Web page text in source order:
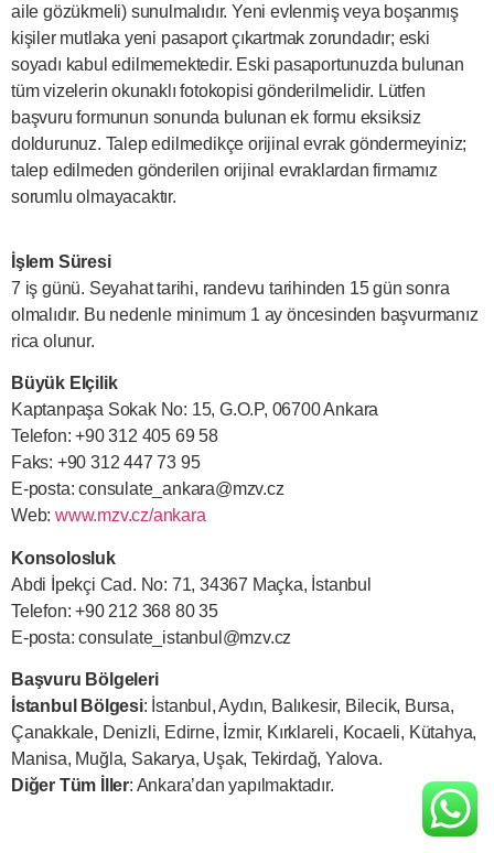
aile gözükmeli) sunulmalıdır. Yeni evlenmiş veya boşanmış
kişiler mutlaka yeni pasaport çıkartmak zorundadır; eski
soyadı kabul edilmemektedir. Eski pasaportunuzda bulunan
tüm vizelerin okunaklı fotokopisi gönderilmelidir. Lütfen
başvuru formunun sonunda bulunan ek formu eksiksiz
doldurunuz. Talep edilmedikçe orijinal evrak göndermeyiniz;
talep edilmeden gönderilen orijinal evraklardan firmamız
sorumlu olmayacaktır.
İşlem Süresi
7 iş günü. Seyahat tarihi, randevu tarihinden 15 gün sonra
olmalıdır. Bu nedenle minimum 1 ay öncesinden başvurmanız
rica olunur.
Büyük Elçilik
Kaptanpaşa Sokak No: 15, G.O.P, 06700 Ankara
Telefon: +90 312 405 69 58
Faks: +90 312 447 73 95
E-posta:consulate_ankara@mzv.cz
Web: www.mzv.cz/ankara
Konsolosluk
Abdi İpekçi Cad. No: 71, 34367 Maçka, İstanbul
Telefon: +90 212 368 80 35
E-posta:consulate_istanbul@mzv.cz
Başvuru Bölgeleri
İstanbul Bölgesi: İstanbul, Aydın, Balıkesir, Bilecik, Bursa,
Çanakkale, Denizli, Edirne, İzmir, Kırklareli, Kocaeli, Kütahya,
Manisa, Muğla, Sakarya, Uşak, Tekirdağ, Yalova.
Diğer Tüm İller: Ankara’dan yapılmaktadır.